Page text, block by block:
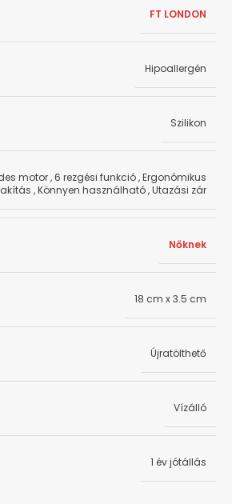
FT LONDON
Hipoallergén
Szilikon
motor,6 rezgési funkció,Ergonómikus
,Könnyen használható,Utazási zár
Nőknek
18 cm x 3.5 cm
Újratölthető
Vízálló
1 év jótállás